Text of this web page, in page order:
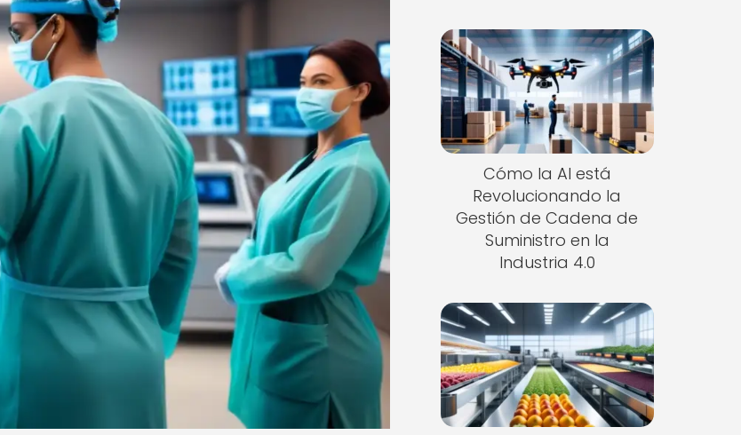
Cómo la AI está
Revolucionando la
Gestión de Cadena de
Suministro en la
Industria 4.0